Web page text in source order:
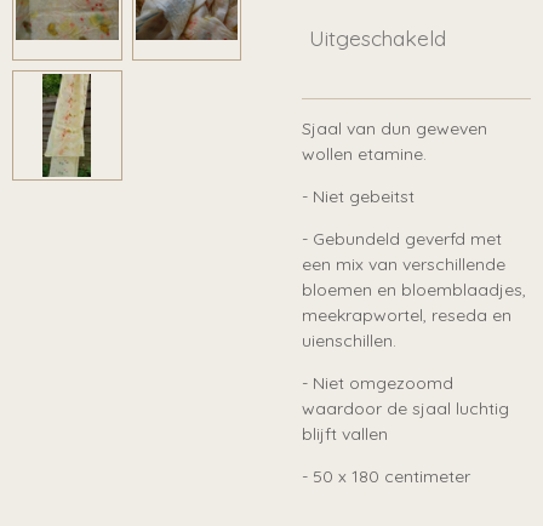
Uitgeschakeld
Sjaal van dun geweven
wollen etamine.
- Niet gebeitst
- Gebundeld geverfd met
een mix van verschillende
bloemen en bloemblaadjes,
meekrapwortel, reseda en
uienschillen.
- Niet omgezoomd
waardoor de sjaal luchtig
blijft vallen
- 50 x 180 centimeter